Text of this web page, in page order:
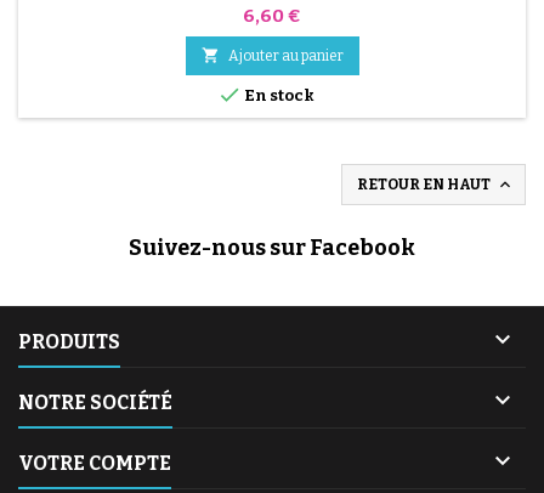
Prix
6,60 €
 Ajouter au panier
 En stock
RETOUR EN HAUT 
Suivez-nous sur Facebook
PRODUITS 
NOTRE SOCIÉTÉ 
VOTRE COMPTE 